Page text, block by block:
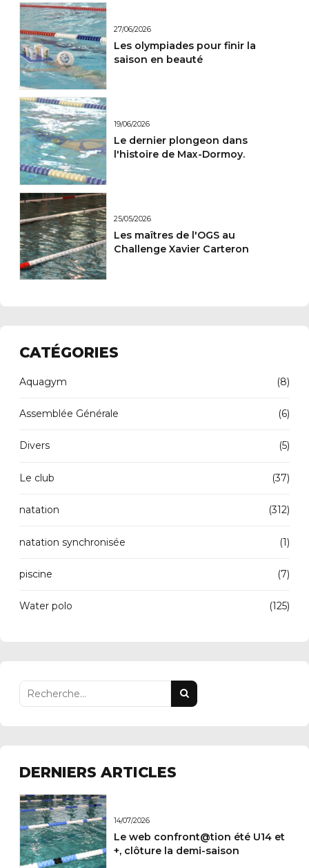
27/06/2026
Les olympiades pour finir la
saison en beauté
19/06/2026
Le dernier plongeon dans
l'histoire de Max-Dormoy.
25/05/2026
Les maîtres de l'OGS au
Challenge Xavier Carteron
CATÉGORIES
Aquagym (8)
Assemblée Générale (6)
Divers (5)
Le club (37)
natation (312)
natation synchronisée (1)
piscine (7)
Water polo (125)
DERNIERS ARTICLES
14/07/2026
Le web confront@tion été U14 et
+, clôture la demi-saison